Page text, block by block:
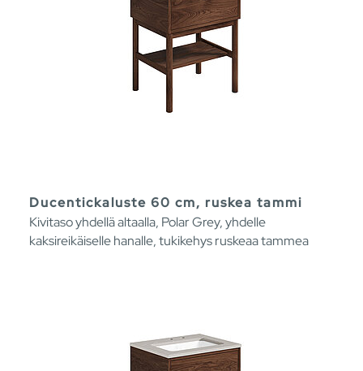
Ducentickaluste 60 cm, ruskea tammi
Kivitaso yhdellä altaalla, Polar Grey, yhdelle
kaksireikäiselle hanalle, tukikehys ruskeaa tammea